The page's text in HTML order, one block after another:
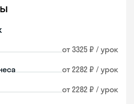
от 3325 ₽ / урок
от 2282 ₽ / урок
от 2282 ₽ / урок